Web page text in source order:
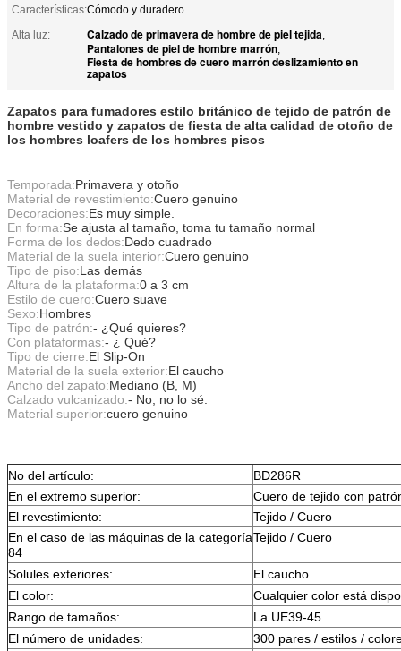
Características:Cómodo y duradero
Alta luz:
Calzado de primavera de hombre de piel tejida,
Pantalones de piel de hombre marrón,
Fiesta de hombres de cuero marrón deslizamiento en
zapatos
Zapatos para fumadores estilo británico de tejido de patrón de
hombre vestido y zapatos de fiesta de alta calidad de otoño de
los hombres loafers de los hombres pisos
Temporada:Primavera y otoño
Material de revestimiento:Cuero genuino
Decoraciones:Es muy simple.
En forma:Se ajusta al tamaño, toma tu tamaño normal
Forma de los dedos:Dedo cuadrado
Material de la suela interior:Cuero genuino
Tipo de piso:Las demás
Altura de la plataforma:0 a 3 cm
Estilo de cuero:Cuero suave
Sexo:Hombres
Tipo de patrón:- ¿Qué quieres?
Con plataformas:- ¿ Qué?
Tipo de cierre:El Slip-On
Material de la suela exterior:El caucho
Ancho del zapato:Mediano (B, M)
Calzado vulcanizado:- No, no lo sé.
Material superior:cuero genuino
No del artículo:
BD286R
En el extremo superior:
Cuero de tejido con
El revestimiento:
Tejido / Cuero
En el caso de las máquinas de la categoría
84
Tejido / Cuero
Solules exteriores:
El caucho
El color:
Cualquier color está
Rango de tamaños:
La UE39-45
El número de unidades:
300 pares / estilos /